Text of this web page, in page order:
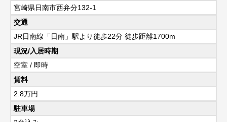
宮崎県日南市西弁分132-1
交通
JR日南線「日南」駅より徒歩22分 徒歩距離1700m
現況/入居時期
空室 / 即時
賃料
2.8万円
駐車場